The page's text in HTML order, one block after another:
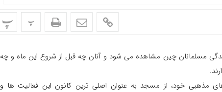
پ پ
مسلمانان چین مشاهده می شود و آنان چه قبل از شروع این ماه و چه
مذهبی خود، از مسجد به عنوان اصلی ترین کانون این فعالیت ها و